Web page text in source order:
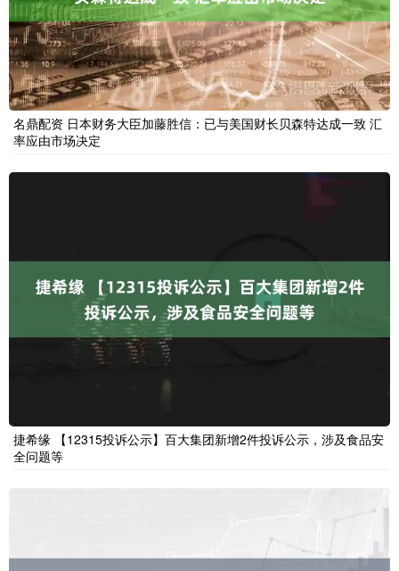
名鼎配资 日本财务大臣加藤胜信：已与美国财长贝森特达成一致 汇
率应由市场决定
捷希缘 【12315投诉公示】百大集团新增2件投诉公示，涉及食品安
全问题等